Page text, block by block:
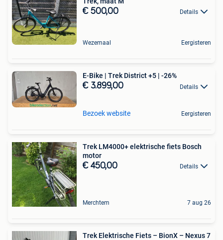
€ 500,00 Details
Wezemaal Eergisteren
E-Bike | Trek District +5 | -26%
€ 3.899,00 Details
Bezoek website Eergisteren
Trek LM4000+ elektrische fiets Bosch
motor
€ 450,00 Details
Merchtem 7 aug 26
Trek Elektrische Fiets – BionX – Nexus 7